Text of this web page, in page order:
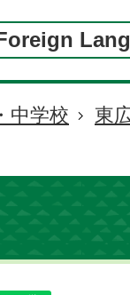
中学校
東